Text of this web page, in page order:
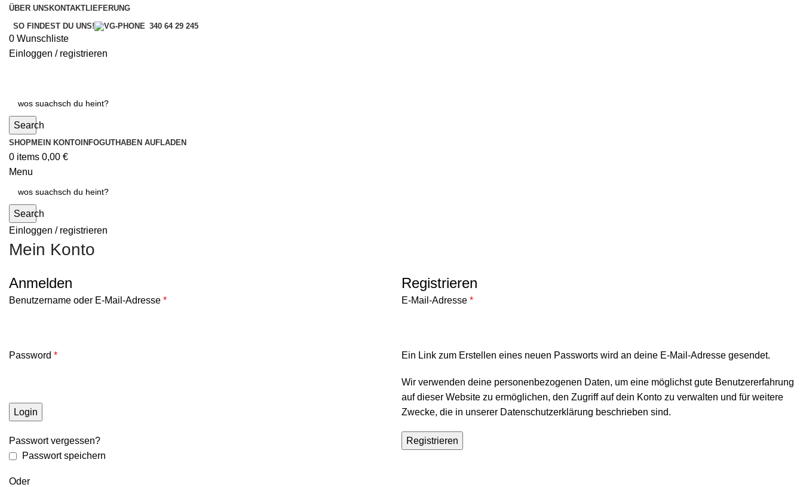
ÜBER UNS KONTAKTLIEFERUNG
SO FINDEST DU UNS!
340 64 29 245
0 Wunschliste
Einloggen / registrieren
Search
SHOPMEIN KONTOINFOGUTHABEN AUFLADEN
0 items 0,00 €
Menu
Search
Einloggen / registrieren
Mein Konto
Anmelden
Benutzername oder E-Mail-Adresse *
Password *
Login
Passwort vergessen?
Passwort speichern
Registrieren
E-Mail-Adresse *
Ein Link zum Erstellen eines neuen Passworts wird an deine E-Mail-Adresse gesendet.
Wir verwenden deine personenbezogenen Daten, um eine möglichst gute Benutzererfahrung
auf dieser Website zu ermöglichen, den Zugriff auf dein Konto zu verwalten und für weitere
Zwecke, die in unserer Datenschutzerklärung beschrieben sind.
Registrieren
Oder